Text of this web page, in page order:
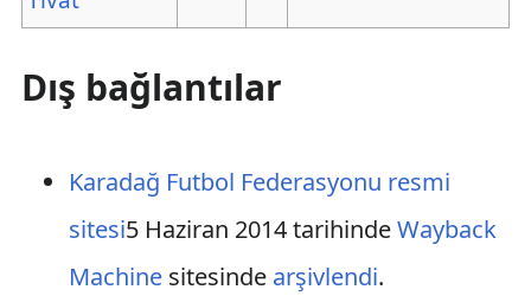
Dış bağlantılar
Karadağ Futbol Federasyonu resmi
sitesi5 Haziran 2014 tarihindeWayback
Machinesitesinde arşivlendi.